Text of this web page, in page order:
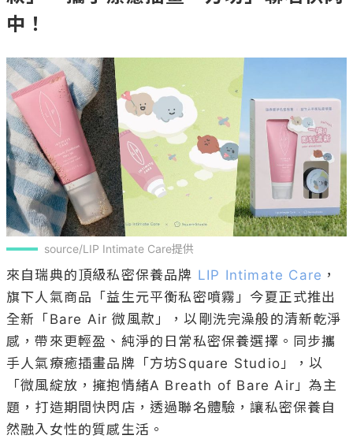
中！
source/LIP Intimate Care提供
來自瑞典的頂級私密保養品牌 LIP Intimate Care ，
旗下人氣商品「益生元平衡私密噴霧」今夏正式推出
全新「Bare Air 微風款」，以剛洗完澡般的清新乾淨
感，帶來更輕盈、純淨的日常私密保養選擇。同步攜
手人氣療癒插畫品牌「方坊Square Studio」，以
「微風綻放，擁抱情緒A Breath of Bare Air」為主
題，打造期間快閃店，透過聯名體驗，讓私密保養自
然融入女性的質感生活。